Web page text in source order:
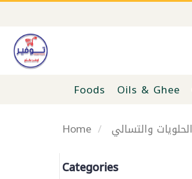
Foods Oils & Ghee
Home الحلويات والتسالي
Categories